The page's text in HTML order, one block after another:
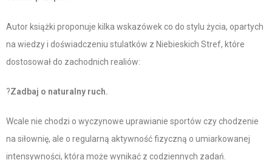
Autor książki proponuje kilka wskazówek co do stylu życia, opartych
na wiedzy i doświadczeniu stulatków z Niebieskich Stref, które
dostosował do zachodnich realiów:
?Zadbaj o naturalny ruch.
Wcale nie chodzi o wyczynowe uprawianie sportów czy chodzenie
na siłownię, ale o regularną aktywność fizyczną o umiarkowanej
intensywności, która może wynikać z codziennych zadań.